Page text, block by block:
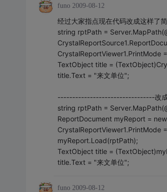
funo 2009-08-12
经过大家指点现在代码改成这样了
string rptPath =
CrystalReportViewer1.PrintMode
TextObject title =
title.Text = "来文单位";
---------------------------------改成
string rptPath =
ReportDocument myReport =
CrystalReportViewer1.PrintMode
myReport.Load(rptPath);
TextObject title =
title.Text = "来文单位";
funo 2009-08-12